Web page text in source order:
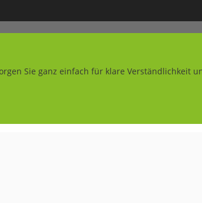
Sie ganz einfach für klare Verständlichkeit